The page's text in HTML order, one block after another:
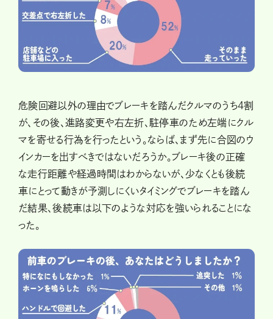
危険回避以外の理由でブレーキを踏んだクルマのうち4割
が、その後、進路変更や右左折、駐停車のため左端にクル
マを寄せる行為を行ったという。ならば、まず先に合図のウ
インカーを出すべきではないだろうか。ブレーキ後の正確
な走行距離や経過時間はわからないが、少なくとも後続
車にとって動きが予測しにくいタイミングでブレーキを踏ん
だ結果、後続車は以下のような対応を強いられることにな
った。